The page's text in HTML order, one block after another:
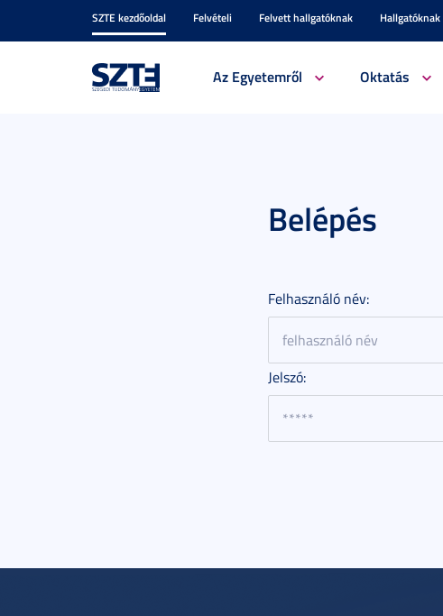
SZTE kezdőoldal Felvételi Felvett hallgatóknak Hallgatóknak
Az Egyetemről Oktatás
Belépés
Felhasználó név:
Jelszó: